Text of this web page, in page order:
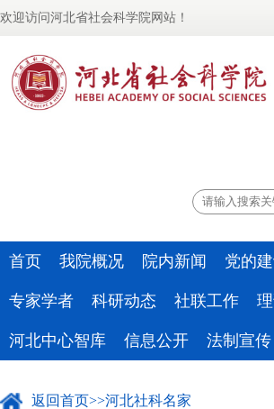
欢迎访问河北省社会科学院网站！
首页 我院概况 院内新闻 党的
专家学者 科研动态 社联工作
河北中心智库 信息公开 法制宣传
返回首页>>河北社科名家